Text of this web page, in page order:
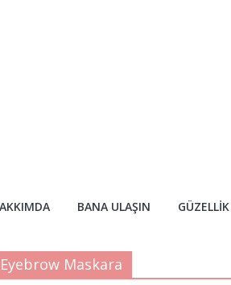
BANA ULAŞIN GÜZELLIK
Maskara